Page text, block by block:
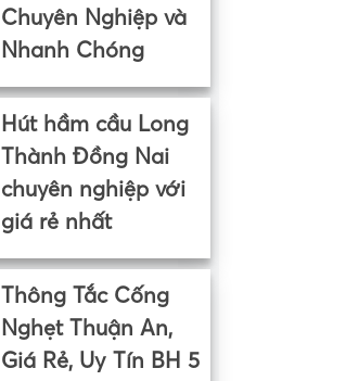
Chuyên Nghiệp và
Nhanh Chóng
Hút hầm cầu Long
Thành Đồng Nai
chuyên nghiệp với
giá rẻ nhất
Thông Tắc Cống
Nghẹt Thuận An,
Giá Rẻ, Uy Tín BH 5